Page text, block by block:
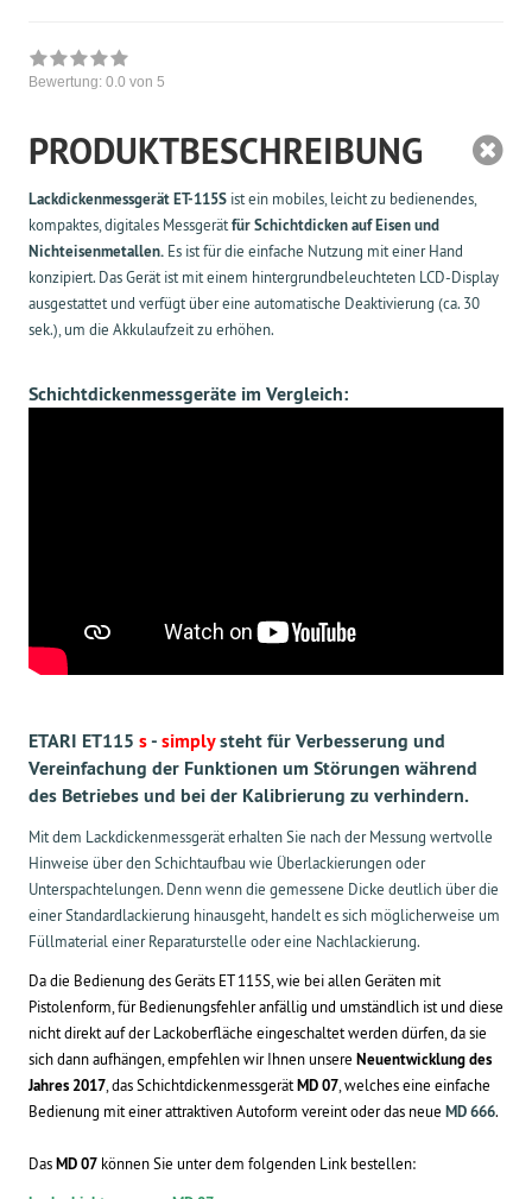
Bewertung: 0.0 von 5
PRODUKTBESCHREIBUNG
Lackdickenmessgerät ET-115S ist ein mobiles, leicht zu bedienendes,
kompaktes, digitales Messgerätfür Schichtdickenauf Eisenund
Nichteisenmetallen. Es istfür die einfache Nutzung mit einer Hand
konzipiert. Das Gerät ist miteinem hintergrundbeleuchteten LCD-Display
ausgestattet und verfügt über eine automatische Deaktivierung (ca. 30
sek.) um die Akkulaufzeit zu erhöhen.
Schichtdickenmessgeräte im Vergleich:
ETARI ET115 s-simplysteht für Verbesserung und
Vereinfachung der Funktionen um Störungen während
des Betriebes und bei der Kalibrierung zu verhindern.
Mit dem Lackdickenmessgerät erhalten Sie nach der Messung wertvolle
Hinweise über den Schichtaufbau wie Überlackierungen oder
Unterspachtelungen. Denn wenn die gemessene Dicke deutlich über die
einer Standardlackierung hinausgeht, handelt es sich möglicherweise um
Füllmaterial einer Reparaturstelle oder eine Nachlackierung.
Da die Bedienung des Geräts ET 115S, wie bei allen Geräten mit
Pistolenform, für Bedienungsfehler anfällig und umständlich ist und diese
nicht direkt auf der Lackoberfläche eingeschaltet werden dürfen, da sie
sich dann aufhängen, empfehlen wir Ihnen unsere Neuentwicklung des
Jahres 2017 , das SchichtdickenmessgerätMD 07 , welches eine einfache
Bedienung mit einer attraktiven Autoform vereint oder das neue MD 666.
DasMD 07 können Sie unter dem folgenden Link bestellen: